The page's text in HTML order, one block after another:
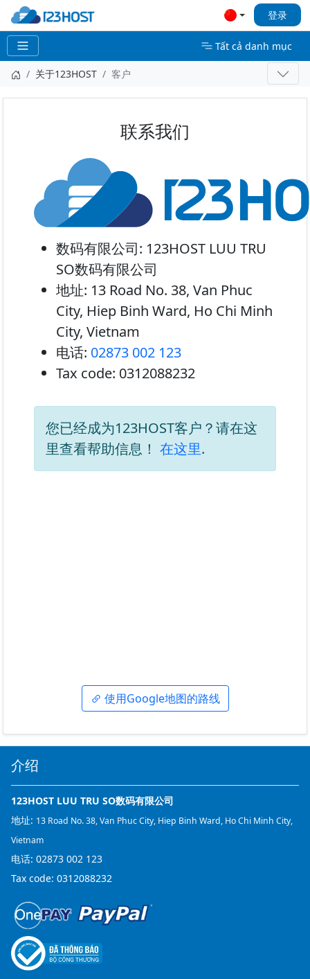
登录
Tất cả danh mục
关于123HOST 客户
联系我们
数码有限公司: 123HOST LUU TRU
SO数码有限公司
地址: 13 Road No. 38, Van Phuc
City, Hiep Binh Ward, Ho Chi Minh
City, Vietnam
电话: 02873 002 123
Tax code: 0312088232
您已经成为123HOST客户？请在这
里查看帮助信息！ 在这里.
使用Google地图的路线
介绍
123HOST LUU TRU SO数码有限公司
地址: 13 Road No. 38, Van Phuc City, Hiep Binh Ward, Ho Chi Minh City,
Vietnam
电话: 02873 002 123
Tax code: 0312088232